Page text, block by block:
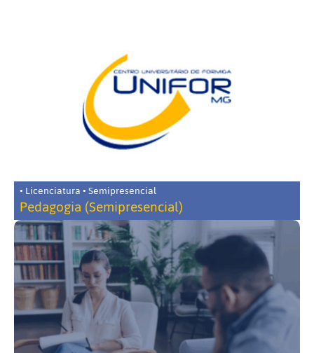
• Licenciatura • Semipresencial
Pedagogia (Semipresencial)